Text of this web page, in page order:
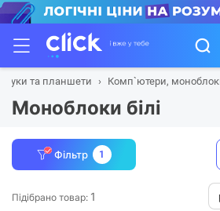
та планшети Комп`ютери,
Моноблоки білі
Фільтр 1
Підібрано товар: 1